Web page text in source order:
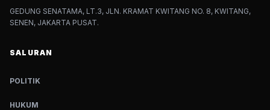
GEDUNG SENATAMA, LT.3, JLN. KRAMAT KWITANG NO. 8, KWITANG,
SENEN, JAKARTA PUSAT.
SALURAN
POLITIK
HUKUM